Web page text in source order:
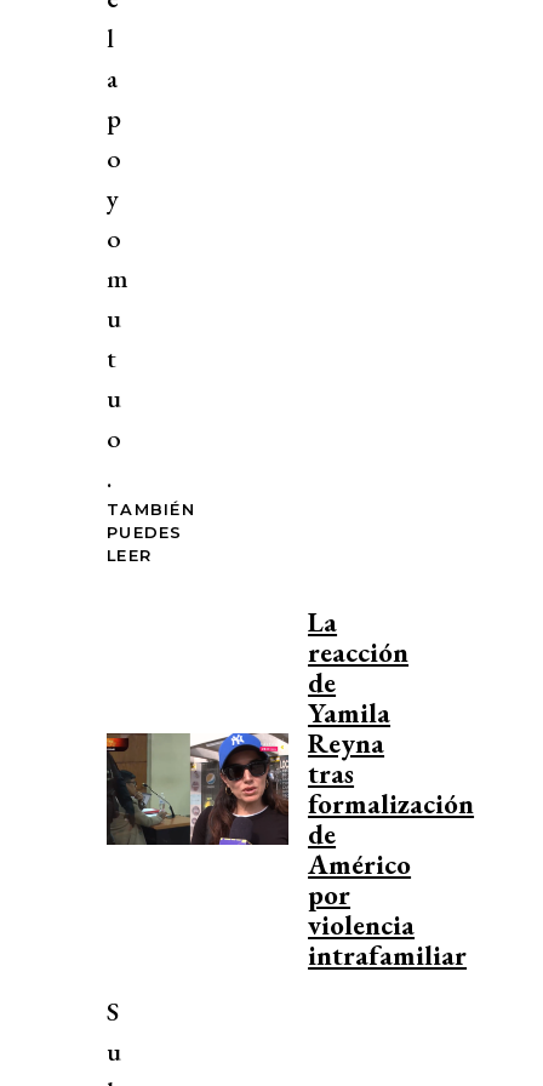
l
a
p
o
y
o
m
u
t
u
o
.
TAMBIÉN
PUEDES
LEER
La
reacción
de
Yamila
Reyna
tras
formalización
de
Américo
por
violencia
intrafamiliar
S
u